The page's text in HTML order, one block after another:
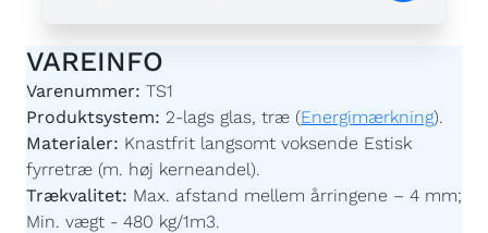
VAREINFO
Varenummer: TS1
Produktsystem: 2-lags glas, træ (Energimærkning).
Materialer: Knastfrit langsomt voksende Estisk
fyrretræ (m. høj kerneandel).
Trækvalitet: Max. afstand mellem årringene – 4 mm;
Min. vægt - 480 kg/1m3.